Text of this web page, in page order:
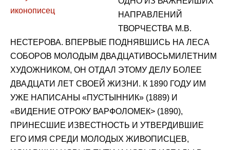
НАПРАВЛЕНИЙ
ТВОРЧЕСТВА М.В.
НЕСТЕРОВА. ВПЕРВЫЕ ПОДНЯВШИСЬ НА ЛЕСА
СОБОРОВ МОЛОДЫМ ДВАДЦАТИВОСЬМИЛЕТНИМ
ХУДОЖНИКОМ, ОН ОТДАЛ ЭТОМУ ДЕЛУ БОЛЕЕ
ДВАДЦАТИ ЛЕТ СВОЕЙ ЖИЗНИ. К 1890 ГОДУ ИМ
УЖЕ НАПИСАНЫ «ПУСТЫННИК» (1889) И
«ВИДЕНИЕ ОТРОКУ ВАРФОЛОМЕК> (1890),
ПРИНЕСШИЕ ИЗВЕСТНОСТЬ И УТВЕРДИВШИЕ
ЕГО ИМЯ СРЕДИ МОЛОДЫХ ЖИВОПИСЦЕВ,